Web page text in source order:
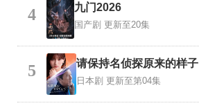
4 九门2026
国产剧 更新至20集
5 请保持名侦探原来的样子
日本剧 更新至第04集